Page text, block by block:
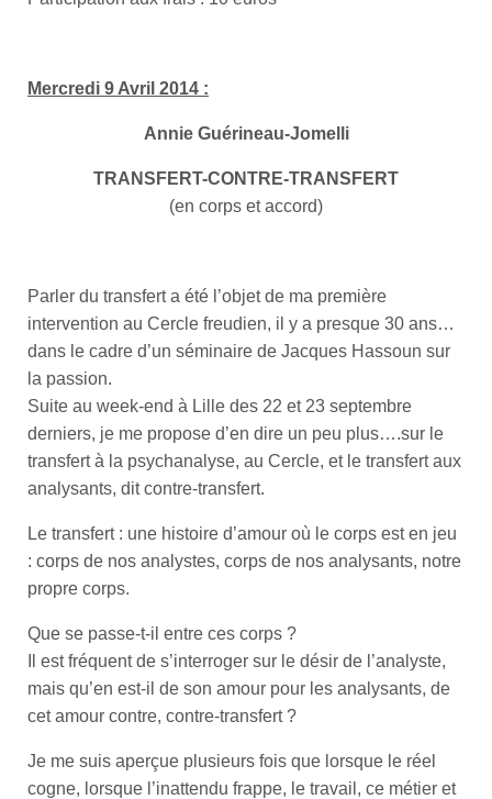
Mercredi 9 Avril 2014 :
Annie Guérineau-Jomelli
TRANSFERT-CONTRE-TRANSFERT
(en corps et accord)
Parler du transfert a été l’objet de ma première
intervention au Cercle freudien, il y a presque 30 ans…
dans le cadre d’un séminaire de Jacques Hassoun sur
la passion.
Suite au week-end à Lille des 22 et 23 septembre
derniers, je me propose d’en dire un peu plus….sur le
transfert à la psychanalyse, au Cercle, et le transfert aux
analysants, dit contre-transfert.
Le transfert : une histoire d’amour où le corps est en jeu
: corps de nos analystes, corps de nos analysants, notre
propre corps.
Que se passe-t-il entre ces corps ?
Il est fréquent de s’interroger sur le désir de l’analyste,
mais qu’en est-il de son amour pour les analysants, de
cet amour contre, contre-transfert ?
Je me suis aperçue plusieurs fois que lorsque le réel
cogne, lorsque l’inattendu frappe, le travail, ce métier et